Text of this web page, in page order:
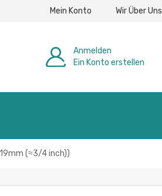
Mein Konto Wir Über Uns
Anmelden
Ein Konto erstellen
(≈3/4 inch))